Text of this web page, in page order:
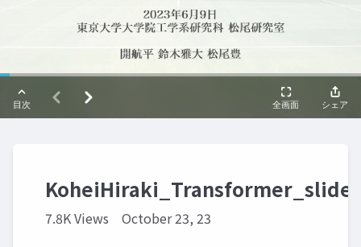
7.8K Views October 23, 23